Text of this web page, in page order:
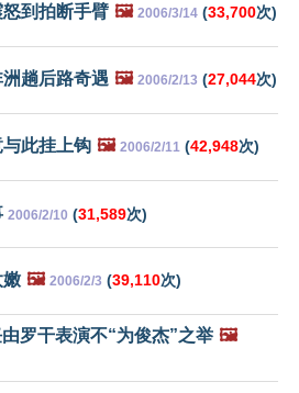
到拍断手臂 🖼️ 2006/3/14 (33,700次)
趟后路奇遇 🖼️ 2006/2/13 (27,044次)
此挂上钩 🖼️ 2006/2/11 (42,948次)
2006/2/10 (31,589次)
嫩 🖼️ 2006/2/3 (39,110次)
罗干表演不“为俊杰”之举 🖼️